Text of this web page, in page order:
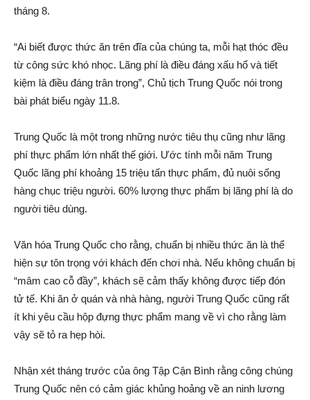
tháng 8.
“Ai biết được thức ăn trên đĩa của chúng ta, mỗi hạt thóc đều
từ công sức khó nhọc. Lãng phí là điều đáng xấu hổ và tiế‌t
kiệm là điều đáng trân trọng”, Chủ tịch Trung Quốc nói trong
bài phát biểu ngày 11.8.
Trung Quốc là một trong những nước tiêu thụ cũng như lãng
phí thực phẩm lớn nhất thế giới. Ước tính mỗi năm Trung
Quốc lãng phí khoảng 15 triệu tấn thực phẩm, đủ nuôi sống
hàng chục triệu người. 60% lượng thực phẩm bị lãng phí là do
người tiêu dùng.
Văn hóa Trung Quốc cho rằng, chuẩn bị nhiều thức ăn là thể
hiện sự tôn trọng với khách đến chơi nhà. Nếu không chuẩn bị
“mâm cao cỗ đầy”, khách sẽ cảm thấy không được tiếp đón
t‌ử tế. Khi ăn ở quán và nhà hàng, người Trung Quốc cũng rất
ít khi yêu cầu hộp đựng thực phẩm mang về vì cho rằng làm
vậy sẽ tỏ ra hẹp hòi.
Nhận xét tháng trước của ông Tập Cận Bình rằng công chúng
Trung Quốc nên có cảm giác khủng hoảng về an ninh lương